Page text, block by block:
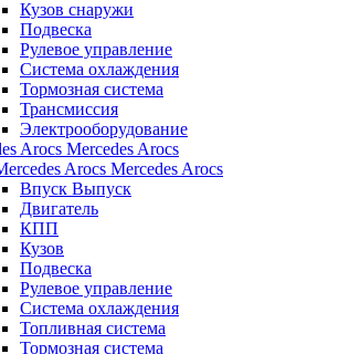
Кузов снаружи
Подвеска
Рулевое управление
Система охлаждения
Тормозная система
Трансмиссия
Электрооборудование
Mercedes Arocs
Mercedes Arocs
Впуск Выпуск
Двигатель
КПП
Кузов
Подвеска
Рулевое управление
Система охлаждения
Топливная система
Тормозная система